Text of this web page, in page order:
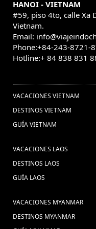
Medida a Camboya (2) ,
de viajes
viagem laos (1) ,
visados de
Alimentos (1) ,visitar
visitar a camboya (12) ,
consejos de viaje a
Mekong (1) ,
niños (2) ,
Vietnã (1) ,viajar
HANOI - VIETNAM
#59, piso 4to, calle Xa
Vietnam.
Email:
Phone:+84-243-8721-
Hotline:+ 84 838 831
VACACIONES VIETNAM
DESTINOS VIETNAM
GUÍA VIETNAM
VACACIONES LAOS
DESTINOS LAOS
GUÍA LAOS
VACACIONES MYANMAR
DESTINOS MYANMAR